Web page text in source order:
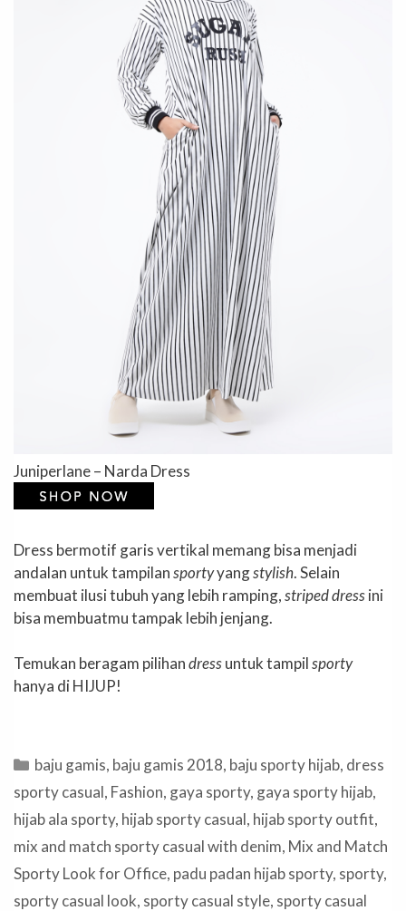
Juniperlane – Narda Dress
Dress bermotif garis vertikal memang bisa menjadi
andalan untuk tampilansportyyangstylish. Selain
membuat ilusi tubuh yang lebih ramping,striped dressini
bisa membuatmu tampak lebih jenjang.
Temukan beragam pilihandressuntuk tampilsporty
hanya di HIJUP!
Categories
baju gamis, baju gamis 2018, baju sporty hijab, dress
sporty casual, Fashion, gaya sporty, gaya sporty hijab,
hijab ala sporty, hijab sporty casual, hijab sporty outfit,
mix and match sporty casual with denim, Mix and Match
Sporty Look for Office, padu padan hijab sporty, sporty,
sporty casual look, sporty casual style, sporty casual